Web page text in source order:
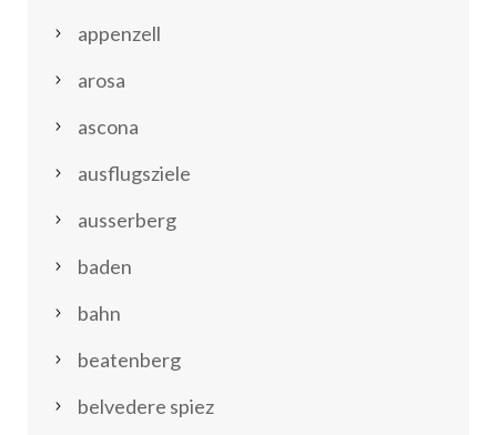
appenzell
arosa
ascona
ausflugsziele
ausserberg
baden
bahn
beatenberg
belvedere spiez